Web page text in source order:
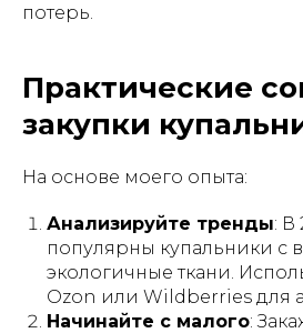
потерь.
Практические
закупки
На основе моего опыта:
Анализируйте тренды: В
популярны купальники с
экологичные ткани.
Ozon или Wildberries для
Начинайте с малого: